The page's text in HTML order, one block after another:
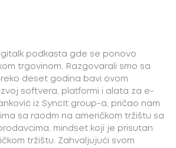
podkasta gde se ponovo
trgovinom. Razgovarali smo sa
deset godina bavi ovom
softvera, platformi i alata za e-
iz SyncIt group-a, pričao nam
sa raodm na američkom tržištu sa
mindset koji je prisutan
tržištu. Zahvaljujući svom